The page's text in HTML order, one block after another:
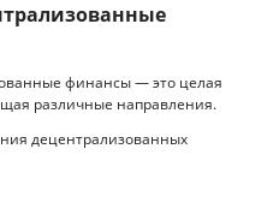
финансы — это целая
различные направления.
децентрализованных